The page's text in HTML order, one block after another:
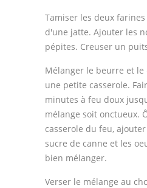
Thèmes
Espace Personnel
Tamiser les deux
d'une jatte. Ajouter les
pépites. Creuser un
Mélanger le beurre et le
une petite casserole.
minutes à feu doux
mélange soit onctueux.
casserole du feu,
sucre de canne et les
bien mélanger.
Verser le mélange au